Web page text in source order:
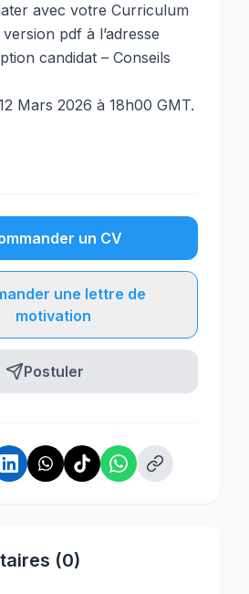
avec votre Curriculum
pdf à l’adresse
candidat – Conseils
Mars 2026 à 18h00 GMT.
un CV
une lettre de
motivation
Postuler
(0)